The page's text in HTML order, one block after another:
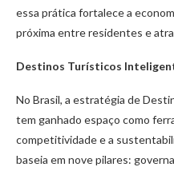
essa prática fortalece a
próxima entre residentes e
Destinos Turísticos
No Brasil, a estratégia de
tem ganhado espaço como
competitividade e a
baseia em nove pilares: